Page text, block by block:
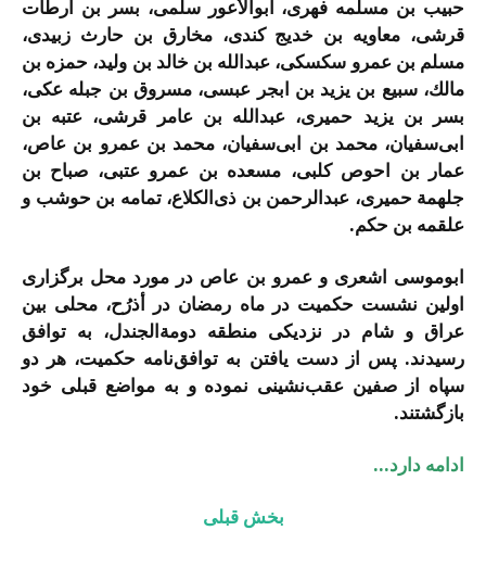
حبیب بن مسلمه فهری، ابوالأعور سلمی، بسر بن أرطات
قرشی، معاویه بن خدیج كندی، مخارق بن حارث زبیدی،
مسلم بن عمرو سكسكی، عبدالله بن خالد بن ولید، حمزه بن
مالك، سبیع بن یزید بن ابجر عبسی، مسروق بن جبله عكی،
بسر بن یزید حمیری، عبدالله بن عامر قرشی، عتبه بن
ابی‌سفیان، محمد بن ابی‌سفیان، محمد بن عمرو بن عاص،
عمار بن احوص كلبی، مسعده بن عمرو عتبی، صباح بن
جلهمة حمیری، عبدالرحمن بن ذی‌الكلاع، تمامه بن حوشب و
علقمه بن حكم.
ابوموسی اشعری و عمرو بن عاص در مورد محل برگزاری
اولین نشست حكمیت در ماه رمضان در أذرُح، محلی بین
عراق و شام در نزدیكی منطقه دومةالجندل، به توافق
رسیدند. پس از دست یافتن به توافق‌نامه حكمیت، هر دو
سپاه از صفین عقب‌نشینی نموده و به مواضع قبلی خود
بازگشتند.
ادامه دارد…
بخش قبلی